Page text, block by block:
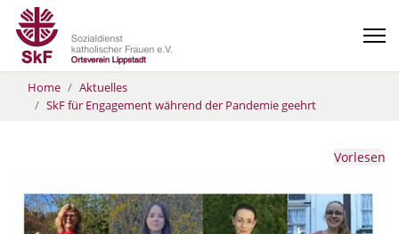
Home
Aktuelles
SkF für Engagement während der Pandemie geehrt
Vorlesen